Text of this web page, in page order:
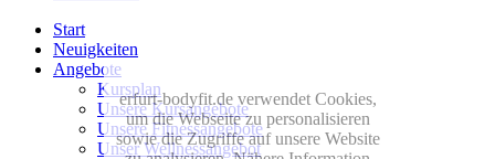
Start
Neuigkeiten
Angebote
Kursplan
Unsere Kursangebote
Unsere Fitnessangebote
Unser Wellnessangebot
erfurt-bodyfit.de verwendet Cookies,
um die Webseite zu personalisieren
sowie die Zugriffe auf unsere Website